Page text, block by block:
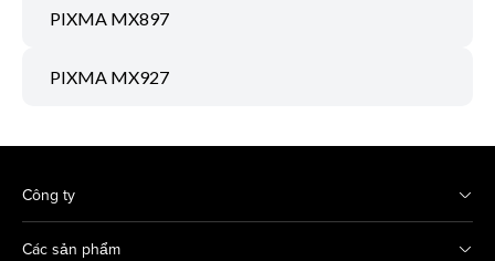
PIXMA MX897
PIXMA MX927
Công ty
Các sản phẩm